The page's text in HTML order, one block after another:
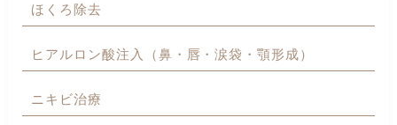
ほくろ除去
ヒアルロン酸注入（鼻・唇・涙袋・顎形成）
ニキビ治療